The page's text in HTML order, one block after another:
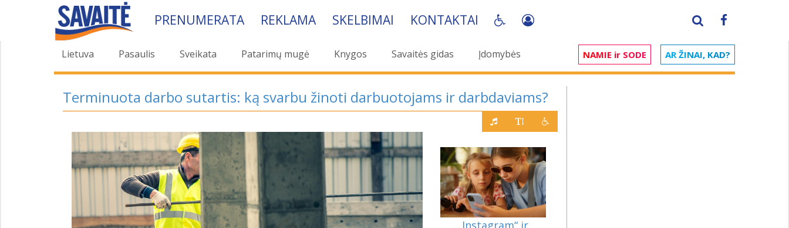
PRENUMERATA REKLAMA SKELBIMAI KONTAKTAI
Lietuva Pasaulis Sveikata Patarimų mugė Knygos Savaitės gidas Įdomybės NAMIE ir SODE AR ŽINAI, KAD?
Terminuota darbo sutartis: ką svarbu žinoti darbuotojams ir darbdaviams?
„Instagram“ ir